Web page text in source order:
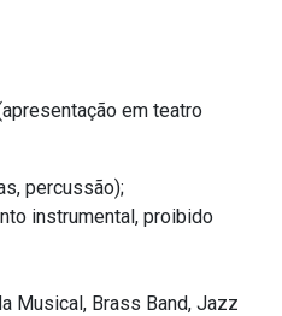
em teatro
percussão);
instrumental, proibido
Musical, Brass Band, Jazz